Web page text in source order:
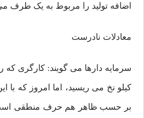
اضافه تولید را مربوط به یک طرف
معادلات نادرست
سرمایه دارها می گویند: کارگری
بر حسب ظاهر هم حرف منطقی است.